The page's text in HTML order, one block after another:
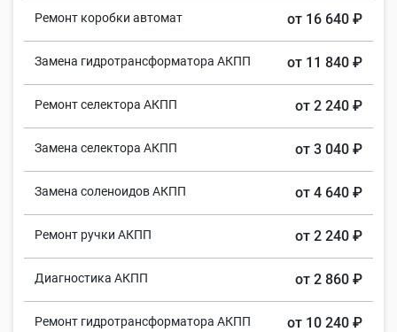
Ремонт коробки автомат от 16 640 ₽
Замена гидротрансформатора АКПП от 11 840 ₽
Ремонт селектора АКПП от 2 240 ₽
Замена селектора АКПП от 3 040 ₽
Замена соленоидов АКПП от 4 640 ₽
Ремонт ручки АКПП от 2 240 ₽
Диагностика АКПП от 2 860 ₽
Ремонт гидротрансформатора АКПП от 10 240 ₽